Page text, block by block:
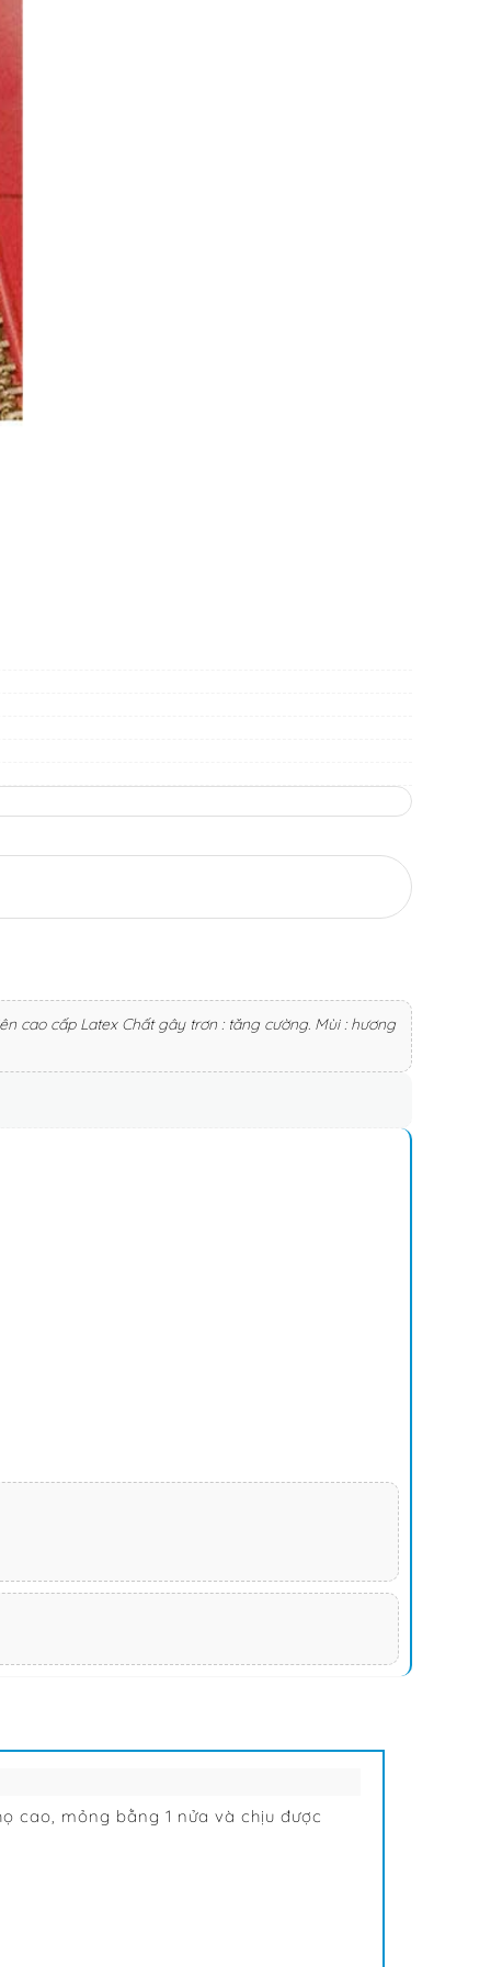
cao cấp Latex Chất gây trơn : tăng cường. Mùi : hương
cao, mỏng bằng 1 nửa và chịu được